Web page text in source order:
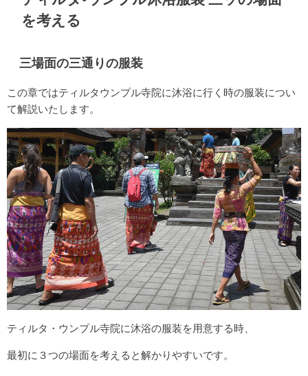
を考える
三場面の三通りの服装
この章ではティルタウンプル寺院に沐浴に行く時の服装につい
て解説いたします。
ティルタ・ウンプル寺院に沐浴の服装を用意する時、
最初に３つの場面を考えると解かりやすいです。